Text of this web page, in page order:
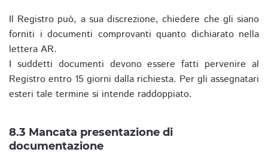
Il Registro può, a sua discrezione, chiedere che gli siano
forniti i documenti comprovanti quanto dichiarato nella
lettera AR.
I suddetti documenti devono essere fatti pervenire al
Registro entro 15 giorni dalla richiesta. Per gli assegnatari
esteri tale termine si intende raddoppiato.
8.3 Mancata presentazione di
documentazione